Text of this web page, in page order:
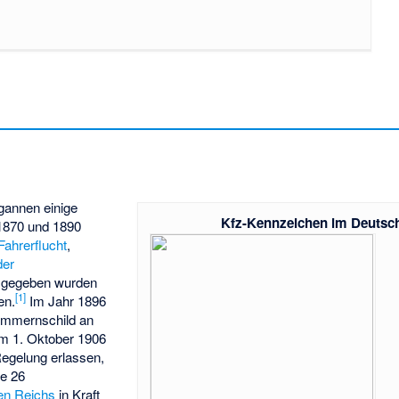
Kfz-Kennzeichen im
einige
und 1890
,
wurden
[1] Im Jahr 1896
an
1. Oktober 1906
erlassen,
26
Reichs in Kraft